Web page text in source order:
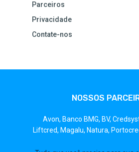
Parceiros
Privacidade
Contate-nos
NOSSOS
Avon, Banco BMG, BV,
Liftcred, Magalu, Natura,